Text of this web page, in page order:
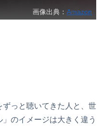
画像出典：Amazon
ずっと聴いてきた人と、世
のイメージは大きく違う